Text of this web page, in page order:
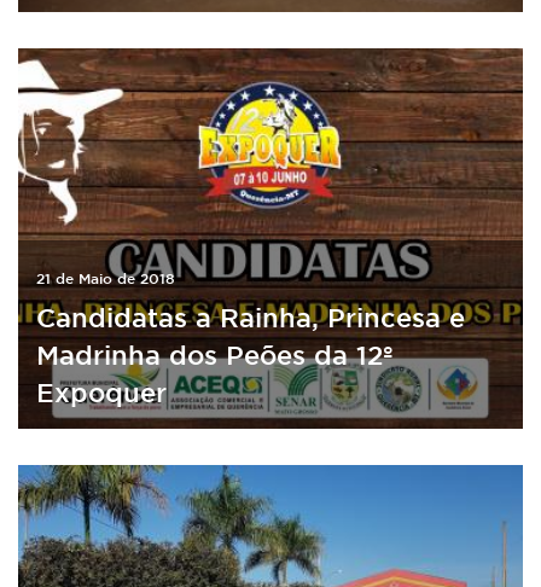
21 de Maio de 2018
Candidatas a Rainha, Princesa e
Madrinha dos Peões da 12º
Expoquer